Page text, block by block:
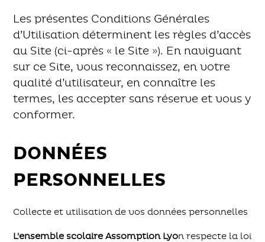
Les présentes Conditions Générales
d’Utilisation déterminent les règles d’accès
au Site (ci-après « le Site »). En naviguant
sur ce Site, vous reconnaissez, en votre
qualité d’utilisateur, en connaître les
termes, les accepter sans réserve et vous y
conformer.
DONNÉES
PERSONNELLES
Collecte et utilisation de vos données personnelles
L'ensemble scolaire Assomption Lyon respecte la loi